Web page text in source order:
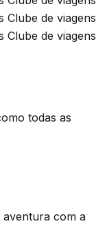
todas as
com a